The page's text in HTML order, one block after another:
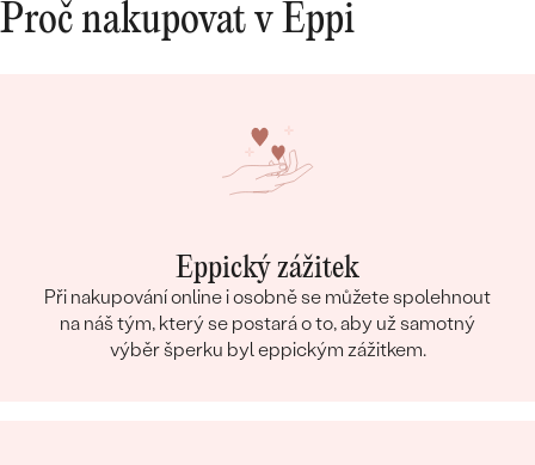
Proč nakupovat v Eppi
Eppický zážitek
Při nakupování online i osobně se můžete spolehnout
na náš tým, který se postará o to, aby už samotný
výběr šperku byl eppickým zážitkem.